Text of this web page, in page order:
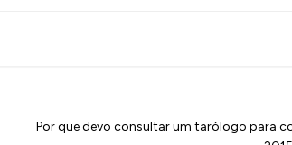
Por que devo consultar um tarólogo para